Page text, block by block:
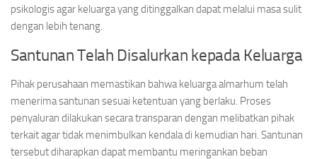
psikologis agar keluarga yang ditinggalkan dapat melalui masa sulit
dengan lebih tenang.
Santunan Telah Disalurkan kepada Keluarga
Pihak perusahaan memastikan bahwa keluarga almarhum telah
menerima santunan sesuai ketentuan yang berlaku. Proses
penyaluran dilakukan secara transparan dengan melibatkan pihak
terkait agar tidak menimbulkan kendala di kemudian hari. Santunan
tersebut diharapkan dapat membantu meringankan beban